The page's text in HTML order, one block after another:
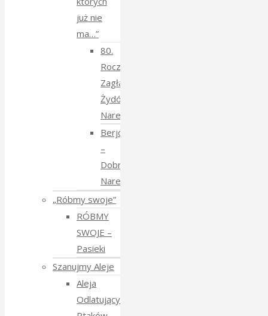
już nie
ma…”
80.
Rocznica
Zagłady
Żydów
Narewkowskich
Berjozkele
–
Dobranoc
Narewko
„Róbmy swoje”
RÓBMY
SWOJE –
Pasieki
Szanujmy Aleje
Aleja
Odlatujących